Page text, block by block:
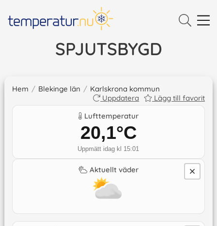
SPJUTSBYGD
Hem / Blekinge län / Karlskrona kommun
Uppdatera
Lägg till favorit
Lufttemperatur
20,1°C
Uppmätt idag kl 15:01
Aktuellt väder